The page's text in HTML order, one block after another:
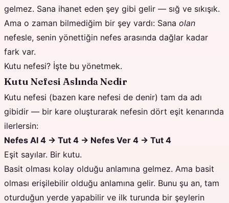
gelmez. Sana ihanet eden şey gibi gelir — sığ ve sıkışık.
Ama o zaman bilmediğim bir şey vardı: Sana olan
nefesle, senin yönettiğin nefes arasında dağlar kadar
fark var.
Kutu nefesi? İşte bu yönetmek.
Kutu Nefesi Aslında Nedir
Kutu nefesi (bazen kare nefesi de denir) tam da adı
gibidir — bir kare oluşturarak nefesin dört eşit kenarında
ilerlersin:
Nefes Al 4 → Tut 4 → Nefes Ver 4 → Tut 4
Eşit sayılar. Bir kutu.
Basit olması kolay olduğu anlamına gelmez. Ama basit
olması erişilebilir olduğu anlamına gelir. Bunu şu an, tam
oturduğun yerde yapabilir ve ilk turunda bir şeylerin